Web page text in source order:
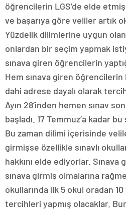
öğrencilerin LGS’de elde
ve başarıya göre veliler artık
Yüzdelik dilimlerine uygun
onlardan bir seçim yapmak
sınava giren öğrencilerin
Hem sınava giren öğrencilerin
dahi adrese dayalı olarak
Ayın 28’inden hemen sınav
başladı. 17 Temmuz’a kadar
Bu zaman dilimi içerisinde
girmişse özellikle sınavlı
hakkını elde ediyorlar.
sınava girmiş olmalarına
okullarında ilk 5 okul oradan
tercihleri yapmış olacaklar.